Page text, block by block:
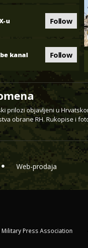
u Follow
kanal Follow
prilozi objavljeni u
obrane RH. Rukopise i
Web-prodaja
Military Press Association